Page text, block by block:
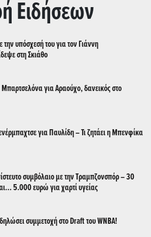
Ειδήσεων
υπόσχεσή του για τον Γιάννη
στη Σκιάθο
για Αραούχο, δανεικός στο
για Παυλίδη – Τι ζητάει η Μπενφίκα
συμβόλαιο με την Τραμπζονσπόρ – 30
5.000 ευρώ για χαρτί υγείας
συμμετοχή στο Draft του WNBA!